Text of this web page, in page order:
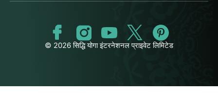
© 2026 सिद्धि योगा इंटरनेशनल प्राइवेट लिमिटेड